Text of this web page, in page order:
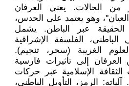
الحالات. يعني العرفان
وهو يعتمد على الحدس،
الحقيقة عبر الباطن. يشمل
الباطني، الفلسفة الإشراقية
الغريبة (سحر، تنجيم).
العرفان إلى تأثيرات فارسية
الإسلامية عبر حركات
الرمز، التأويل الباطني،